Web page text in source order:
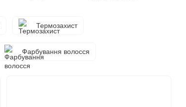
Термозахист
Фарбування волосся